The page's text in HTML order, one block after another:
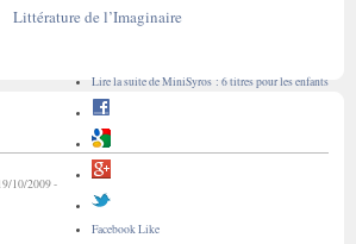
Littérature de l’Imaginaire
Lire la suitede MiniSyros : 6 titres pour les enfants
Facebook Like
10/2009 -